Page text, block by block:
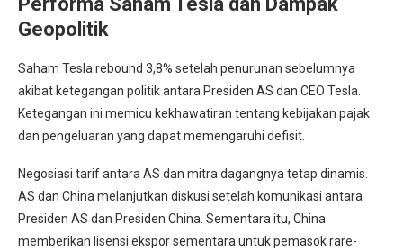
Geopolitik
Saham Tesla rebound 3,8% setelah penurunan sebelumnya
akibat ketegangan politik antara Presiden AS dan CEO Tesla.
Ketegangan ini memicu kekhawatiran tentang kebijakan pajak
dan pengeluaran yang dapat memengaruhi defisit.
Negosiasi tarif antara AS dan mitra dagangnya tetap dinamis.
AS dan China melanjutkan diskusi setelah komunikasi antara
Presiden AS dan Presiden China. Sementara itu, China
memberikan lisensi ekspor sementara untuk pemasok rare-